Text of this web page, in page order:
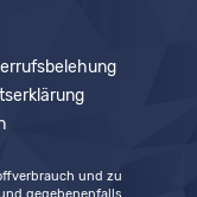
und zu